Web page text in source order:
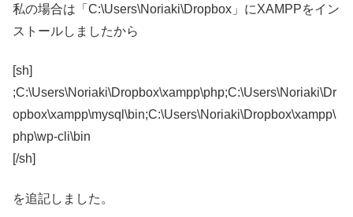
私の場合は「C:\Users\Noriaki\Dropbox」にXAMPPをイン
ストールしましたから
[sh]
;C:\Users\Noriaki\Dropbox\xampp\php;C:\Users\Noriaki\Dr
opbox\xampp\mysql\bin;C:\Users\Noriaki\Dropbox\xampp\
php\wp-cli\bin
[/sh]
を追記しました。